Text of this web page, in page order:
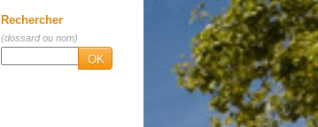
Rechercher
(dossard ou nom)
OK